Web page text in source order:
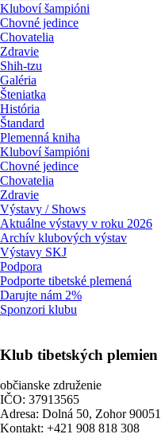
Kluboví šampióni
Chovné jedince
Chovatelia
Zdravie
Shih-tzu
Galéria
Šteniatka
História
Štandard
Plemenná kniha
Kluboví šampióni
Chovné jedince
Chovatelia
Zdravie
Výstavy / Shows
Aktuálne výstavy v roku 2026
Archív klubových výstav
Výstavy SKJ
Podpora
Podporte tibetské plemená
Darujte nám 2%
Sponzori klubu
Klub tibetských plemien
občianske združenie
IČO: 37913565
Adresa: Dolná 50, Zohor 90051
Kontakt: +421 908 818 308